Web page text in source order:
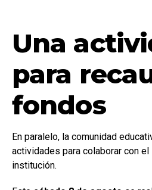
Una
para
fondos
En paralelo, la comunidad
actividades para colaborar con
institución.